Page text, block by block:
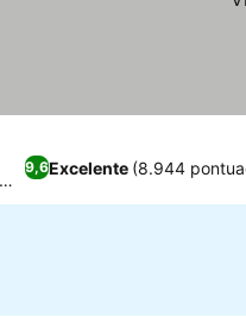
9,6Excelente (8.944